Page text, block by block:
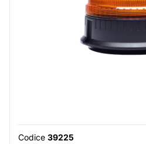
Codice 39225